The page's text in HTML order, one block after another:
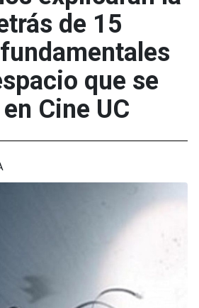
de 15
que se
Cine UC